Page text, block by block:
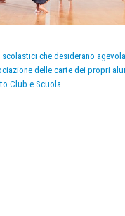
che desiderano
delle carte dei propri
Club e Scuola